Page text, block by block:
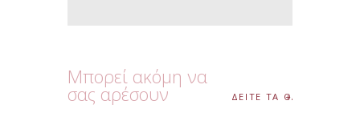
Μπορεί ακόμη να
σας αρέσουν ΔΕΙΤΕ ΤΑ ΟΛΑ